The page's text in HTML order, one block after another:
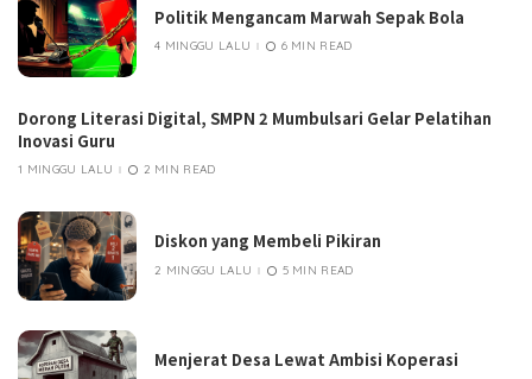
Politik Mengancam Marwah Sepak Bola
4 MINGGU LALU 6 MIN READ
Dorong Literasi Digital, SMPN 2 Mumbulsari Gelar Pelatihan
Inovasi Guru
1 MINGGU LALU 2 MIN READ
Diskon yang Membeli Pikiran
2 MINGGU LALU 5 MIN READ
Menjerat Desa Lewat Ambisi Koperasi